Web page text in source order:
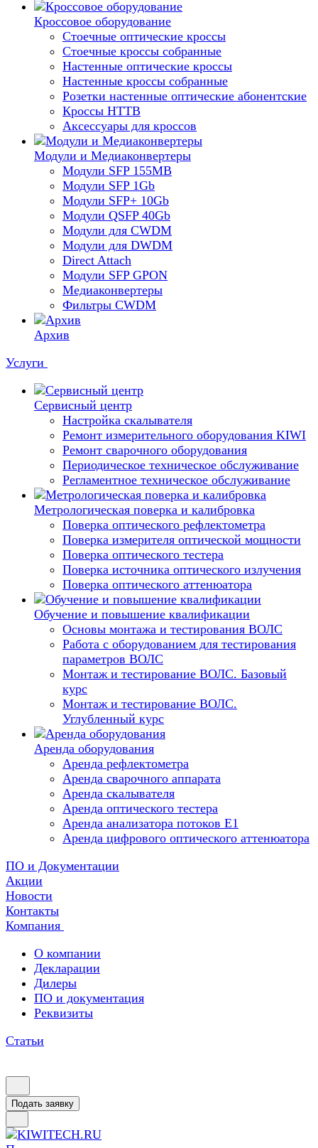
Кроссовое оборудование
Стоечные оптические кроссы
Стоечные кроссы собранные
Настенные оптические кроссы
Настенные кроссы собранные
Розетки настенные оптические абонентские
Кроссы HTTB
Аксессуары для кроссов
Модули и Медиаконвертеры
Модули SFP 155MB
Модули SFP 1Gb
Модули SFP+ 10Gb
Модули QSFP 40Gb
Модули для CWDM
Модули для DWDM
Direct Attach
Модули SFP GPON
Медиаконвертеры
Фильтры CWDM
Архив
Услуги
Сервисный центр
Настройка скалывателя
Ремонт измерительного оборудования KIWI
Ремонт сварочного оборудования
Периодическое техническое обслуживание
Регламентное техническое обслуживание
Метрологическая поверка и калибровка
Поверка оптического рефлектометра
Поверка измерителя оптической мощности
Поверка оптического тестера
Поверка источника оптического излучения
Поверка оптического аттенюатора
Обучение и повышение квалификации
Основы монтажа и тестирования ВОЛС
Работа с оборудованием для тестирования
параметров ВОЛС
Монтаж и тестирование ВОЛС. Базовый
курс
Монтаж и тестирование ВОЛС.
Углубленный курс
Аренда оборудования
Аренда рефлектометра
Аренда сварочного аппарата
Аренда скалывателя
Аренда оптического тестера
Аренда анализатора потоков Е1
Аренда цифрового оптического аттенюатора
ПО и Документации
Акции
Новости
Контакты
Компания
О компании
Декларации
Дилеры
ПО и документация
Реквизиты
Статьи
Подать заявку